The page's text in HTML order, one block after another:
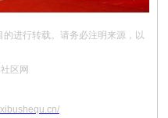
进行转载。请务必注明来源，以
区网